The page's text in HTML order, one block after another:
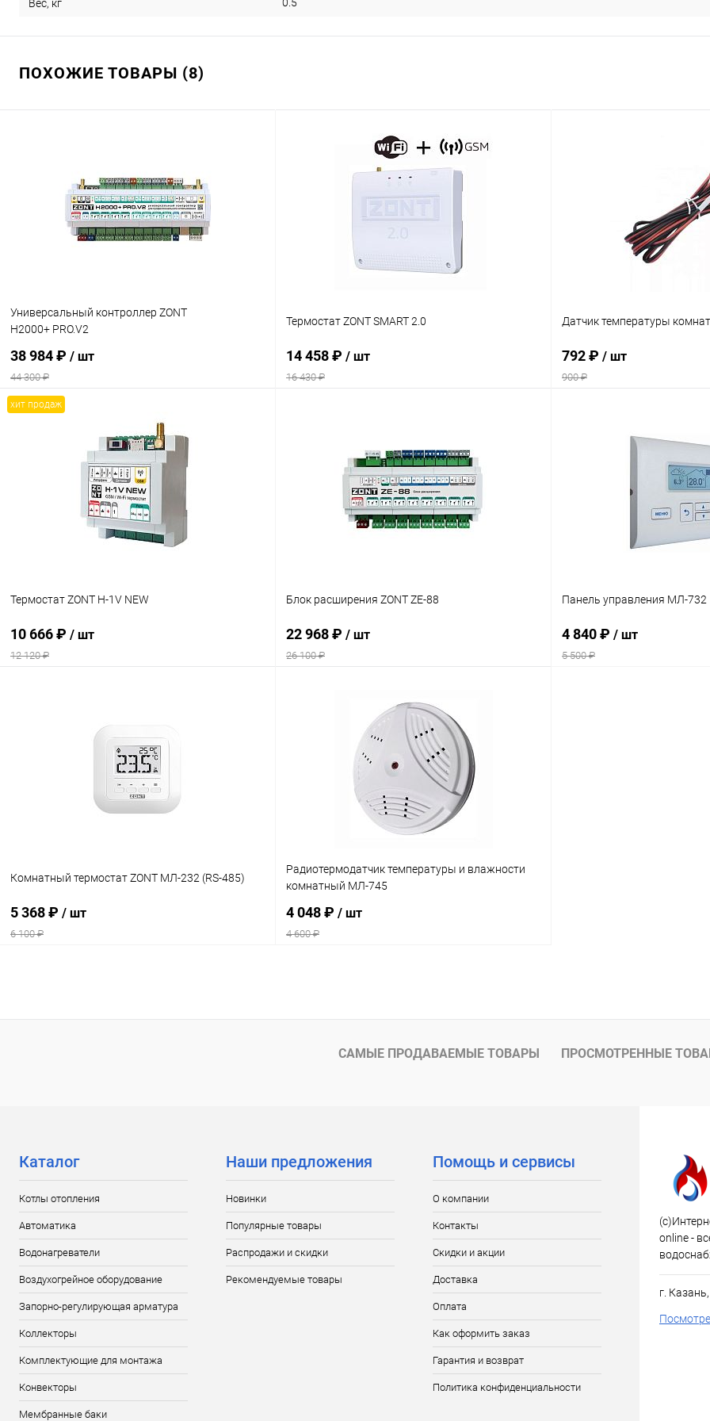
Вес, кг
ПОХОЖИЕ ТОВАРЫ (8)
Универсальный контроллер ZONT
H2000+ PRO.V2
38 984 ₽ / шт
44 300 ₽
В корзину
Купить в 1 клик Сравнение
Термостат ZONT SMART 2.0
14 458 ₽ / шт
16 430 ₽
Купить в 1 клик Сравнение
В избранное В наличии
Датчик температуры
792 ₽ / шт
900 ₽
В избранное
хит продаж
Термостат ZONT H-1V NEW
10 666 ₽ / шт
12 120 ₽
Купить в 1 клик Сравнение
Блок расширения ZONT ZE-88
22 968 ₽ / шт
26 100 ₽
В корзину
Купить в 1 клик Сравнение
заказ 3-5 дней
Панель управления МЛ-732
4 840 ₽ / шт
5 500 ₽
Комнатный термостат ZONT МЛ-232 (RS-485)
5 368 ₽ / шт
6 100 ₽
Купить в 1 клик Сравнение
Радиотермодатчик температуры и влажности
комнатный МЛ-745
4 048 ₽ / шт
4 600 ₽
Купить в 1 клик Сравнение
В избранное В наличии
САМЫЕ ПРОДАВАЕМЫЕ ТОВАРЫ ПРОСМОТРЕННЫЕ
Каталог
Котлы отопления
Автоматика
Водонагреватели
Воздухогрейное оборудование
Запорно-регулирующая арматура
Коллекторы
Комплектующие для монтажа
Конвекторы
Мембранные баки
Наши предложения
Новинки
Популярные товары
Распродажи и скидки
Рекомендуемые товары
Помощь и сервисы
О компании
Контакты
Скидки и акции
Доставка
Оплата
Как оформить заказ
Гарантия и возврат
Политика конфиденциальности
online -
г.